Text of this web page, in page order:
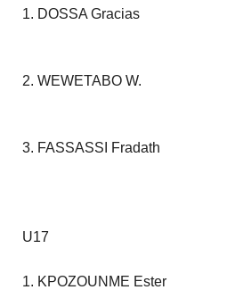
1. DOSSA Gracias
2. WEWETABO W.
3. FASSASSI Fradath
U17
1. KPOZOUNME Ester